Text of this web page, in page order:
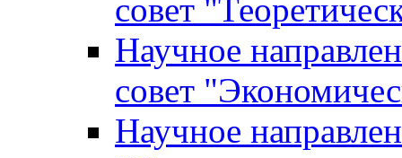
совет
Научное
совет
Научное